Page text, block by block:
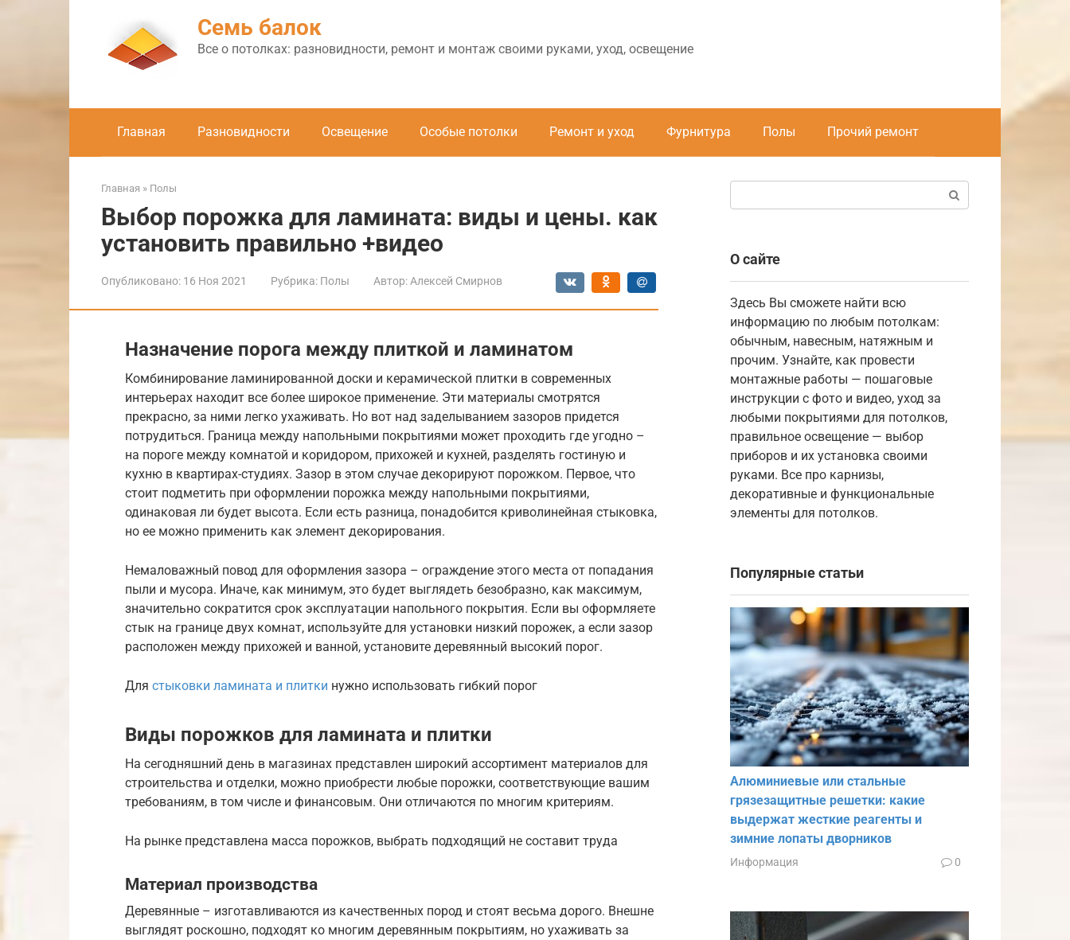
Семь балок
Все о потолках: разновидности, ремонт и монтаж своими руками, уход, освещение
Главная Разновидности Освещение Особые потолки Ремонт и уход Фурнитура Полы Прочий ремонт
Главная » Полы
Выбор порожка для ламината: виды и цены. как
установить правильно +видео
Опубликовано: 16 Ноя 2021 Рубрика: Полы Автор: Алексей Смирнов
Назначение порога между плиткой и ламинатом
Комбинирование ламинированной доски и керамической плитки в современных
интерьерах находит все более широкое применение. Эти материалы смотрятся
прекрасно, за ними легко ухаживать. Но вот над заделыванием зазоров придется
потрудиться. Граница между напольными покрытиями может проходить где угодно –
на пороге между комнатой и коридором, прихожей и кухней, разделять гостиную и
кухню в квартирах-студиях. Зазор в этом случае декорируют порожком. Первое, что
стоит подметить при оформлении порожка между напольными покрытиями,
одинаковая ли будет высота. Если есть разница, понадобится криволинейная стыковка,
но ее можно применить как элемент декорирования.
Немаловажный повод для оформления зазора – ограждение этого места от попадания
пыли и мусора. Иначе, как минимум, это будет выглядеть безобразно, как максимум,
значительно сократится срок эксплуатации напольного покрытия. Если вы оформляете
стык на границе двух комнат, используйте для установки низкий порожек, а если зазор
расположен между прихожей и ванной, установите деревянный высокий порог.
Для стыковки ламината и плитки нужно использовать гибкий порог
Виды порожков для ламината и плитки
На сегодняшний день в магазинах представлен широкий ассортимент материалов для
строительства и отделки, можно приобрести любые порожки, соответствующие вашим
требованиям, в том числе и финансовым. Они отличаются по многим критериям.
На рынке представлена масса порожков, выбрать подходящий не составит труда
Материал производства
Деревянные – изготавливаются из качественных пород и стоят весьма дорого. Внешне
выглядят роскошно, подходят ко многим деревянным покрытиям, но ухаживать за
О сайте
Здесь Вы сможете найти всю
информацию по любым потолкам:
обычным, навесным, натяжным и
прочим. Узнайте, как провести
монтажные работы — пошаговые
инструкции с фото и видео, уход за
любыми покрытиями для потолков,
правильное освещение — выбор
приборов и их установка своими
руками. Все про карнизы,
декоративные и функциональные
элементы для потолков.
Популярные статьи
Алюминиевые или стальные
грязезащитные решетки: какие
выдержат жесткие реагенты и
зимние лопаты дворников
Информация 0